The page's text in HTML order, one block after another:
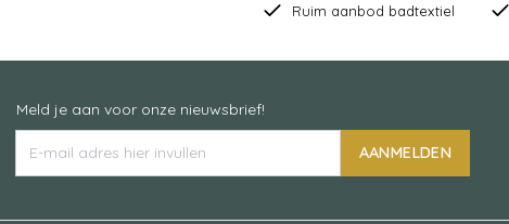
Ruim aanbod badtextiel
Meld je aan voor onze nieuwsbrief!
AANMELDEN